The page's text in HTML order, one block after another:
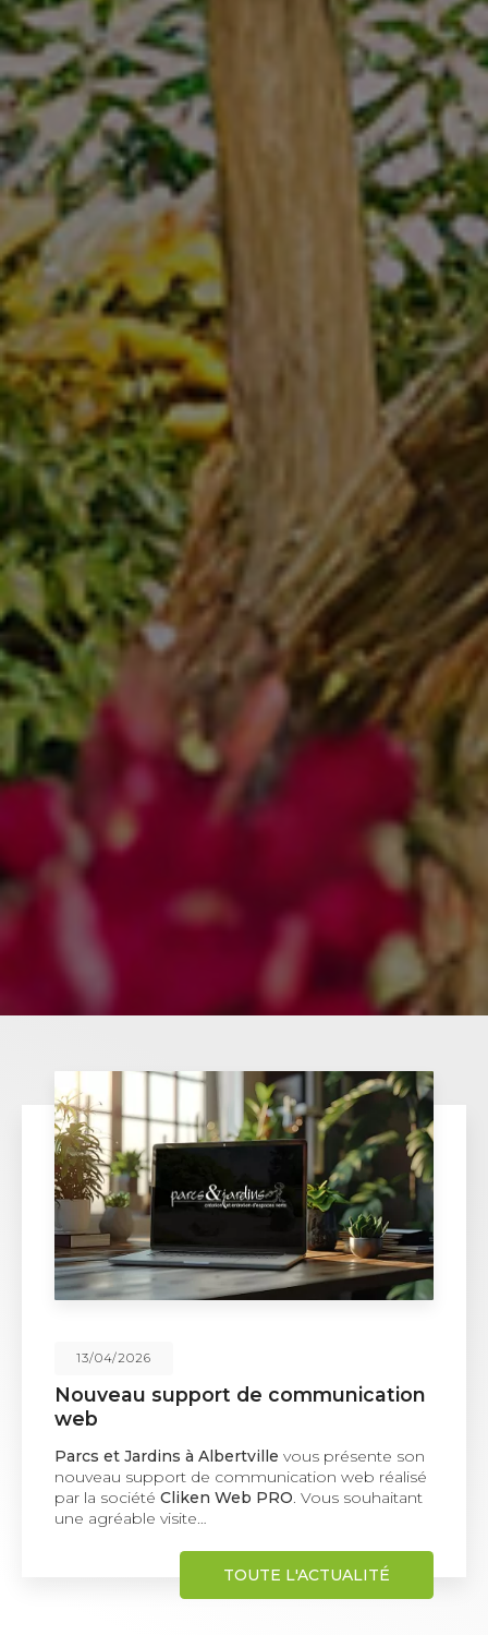
02/02/2026
Plantation de haie à Albertville
Une solution naturelle pour structurer et protéger
vos espaces extérieurs Laplantation de
haiereprésente une solution paysagère idéale
pour délimiter un terrain, se protéger des…
TOUTE L'ACTUALITÉ